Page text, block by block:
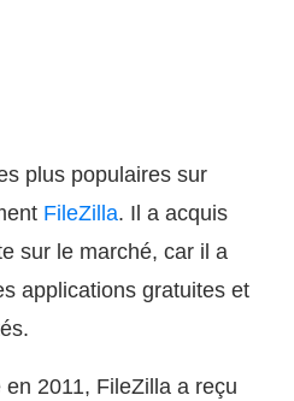
plus populaires sur
FileZilla. Il a acquis
sur le marché, car il a
applications gratuites et
en 2011, FileZilla a reçu